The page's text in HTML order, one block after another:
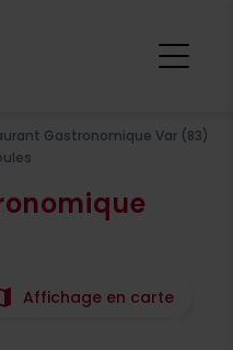
Gastronomique Var (83)
Affichage en carte